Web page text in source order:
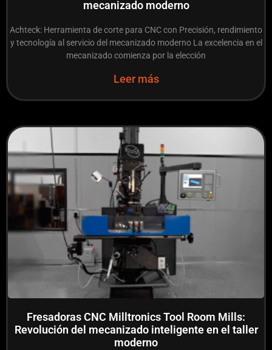
mecanizado moderno
Achteck: Herramienta de corte para CNC con Precisión, rendimiento
y tecnología al servicio del mecanizado moderno La excelencia en el
mecanizado comienza por la elección
Leer más
Fresadoras CNC Milltronics Tool Room Mills:
Revolución del mecanizado inteligente en el taller
moderno